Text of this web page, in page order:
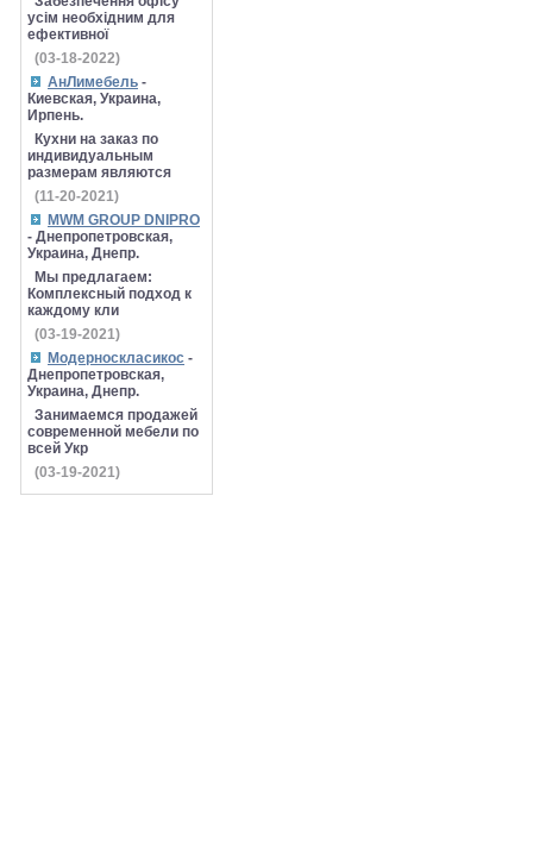
усім необхідним для
ефективної
(03-18-2022)
АнЛимебель -
Киевская, Украина,
Ирпень.
Кухни на заказ по
индивидуальным
размерам являются
(11-20-2021)
MWM GROUP DNIPRO
- Днепропетровская,
Украина, Днепр.
Мы предлагаем:
Комплексный подход к
каждому кли
(03-19-2021)
Модерноскласикос -
Днепропетровская,
Украина, Днепр.
Занимаемся продажей
современной мебели по
всей Укр
(03-19-2021)